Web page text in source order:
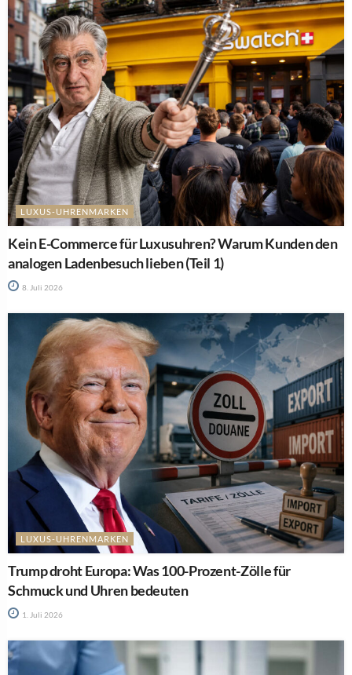
LUXUS-UHRENMARKEN
Kein E-Commerce für Luxusuhren? Warum Kunden den
analogen Ladenbesuch lieben (Teil 1)
8. Juli 2026
LUXUS-UHRENMARKEN
Trump droht Europa: Was 100-Prozent-Zölle für
Schmuck und Uhren bedeuten
1. Juli 2026